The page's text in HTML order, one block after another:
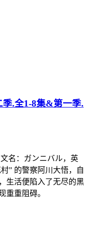
.全1-8集&第一季.
名：ガンニバル，英
” 的警察阿川大悟，自
生活便陷入了无尽的黑
重重阻碍。